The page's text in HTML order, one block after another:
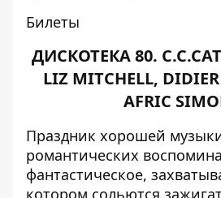
Билеты
ДИСКОТЕКА 80.
LIZ MITCHELL,
AFRIC
Праздник хорошей
романтических
фантастическое,
котором сольются